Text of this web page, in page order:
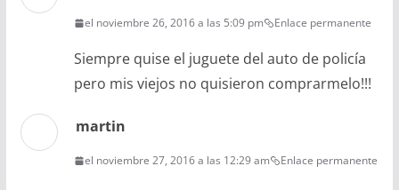
el noviembre 26, 2016 a las 5:09 pm Enlace permanente
Siempre quise el juguete del auto de policía
pero mis viejos no quisieron comprarmelo!!!
martin
el noviembre 27, 2016 a las 12:29 am Enlace permanente